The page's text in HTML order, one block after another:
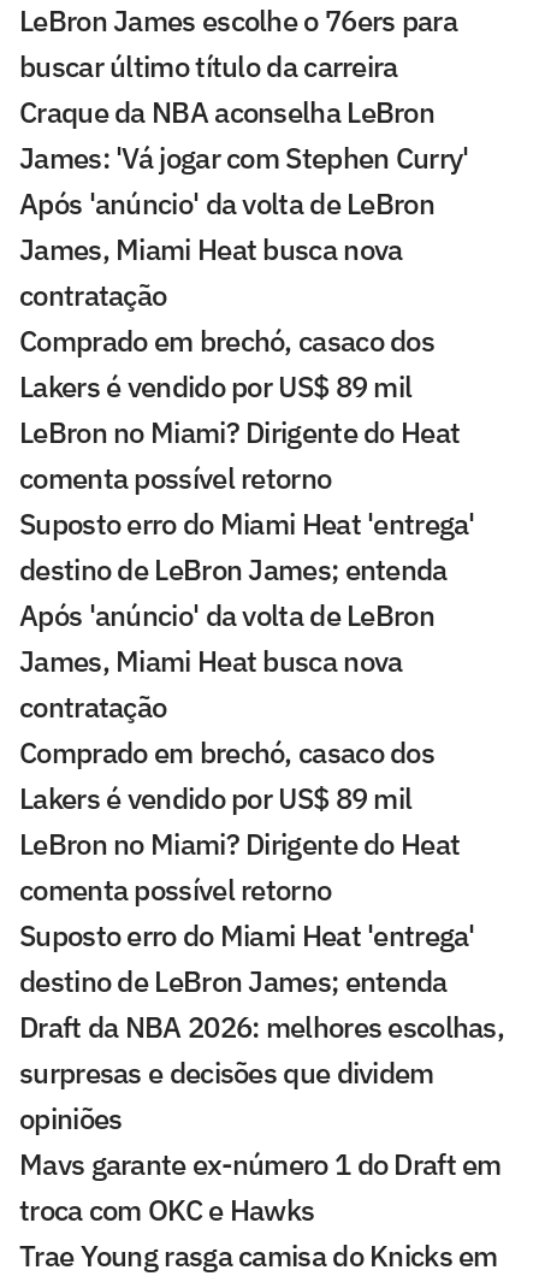
LeBron James escolhe o 76ers para
buscar último título da carreira
Craque da NBA aconselha LeBron
James: 'Vá jogar com Stephen Curry'
Após 'anúncio' da volta de LeBron
James, Miami Heat busca nova
contratação
Comprado em brechó, casaco dos
Lakers é vendido por US$ 89 mil
LeBron no Miami? Dirigente do Heat
comenta possível retorno
Suposto erro do Miami Heat 'entrega'
destino de LeBron James; entenda
Após 'anúncio' da volta de LeBron
James, Miami Heat busca nova
contratação
Comprado em brechó, casaco dos
Lakers é vendido por US$ 89 mil
LeBron no Miami? Dirigente do Heat
comenta possível retorno
Suposto erro do Miami Heat 'entrega'
destino de LeBron James; entenda
Draft da NBA 2026: melhores escolhas,
surpresas e decisões que dividem
opiniões
Mavs garante ex-número 1 do Draft em
troca com OKC e Hawks
Trae Young rasga camisa do Knicks em